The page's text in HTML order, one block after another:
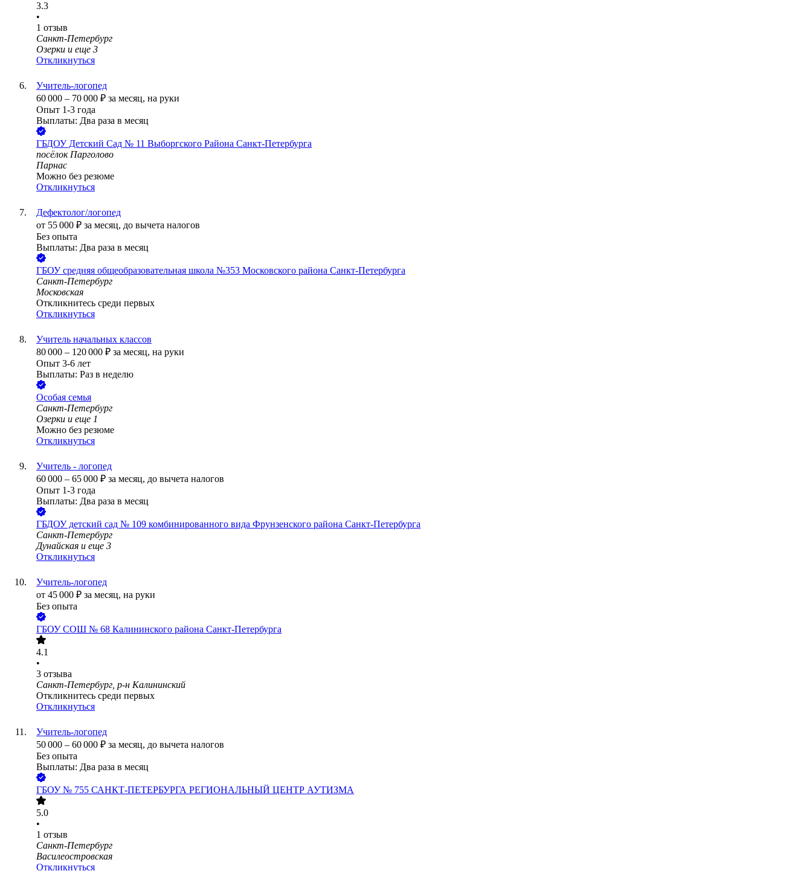
3.3
•
1 отзыв
Санкт-Петербург
Озерки и еще 3
Откликнуться
Учитель-логопед
60 000 – 70 000 ₽ за месяц, на руки
Опыт 1-3 года
Выплаты: Два раза в месяц
ГБДОУ Детский Сад № 11 Выборгского Района Санкт-Петербурга
посёлок Парголово
Парнас
Можно без резюме
Откликнуться
Дефектолог/логопед
от 55 000 ₽ за месяц, до вычета налогов
Без опыта
Выплаты: Два раза в месяц
ГБОУ средняя общеобразовательная школа №353 Московского района Санкт-Петербурга
Санкт-Петербург
Московская
Откликнитесь среди первых
Откликнуться
Учитель начальных классов
80 000 – 120 000 ₽ за месяц, на руки
Опыт 3-6 лет
Выплаты: Раз в неделю
Особая семья
Санкт-Петербург
Озерки и еще 1
Можно без резюме
Откликнуться
Учитель - логопед
60 000 – 65 000 ₽ за месяц, до вычета налогов
Опыт 1-3 года
Выплаты: Два раза в месяц
ГБДОУ детский сад № 109 комбинированного вида Фрунзенского района Санкт-Петербурга
Санкт-Петербург
Дунайская и еще 3
Откликнуться
Учитель-логопед
от 45 000 ₽ за месяц, на руки
Без опыта
ГБОУ СОШ № 68 Калининского района Санкт-Петербурга
4.1
•
3 отзыва
Санкт-Петербург, р-н Калининский
Откликнитесь среди первых
Откликнуться
Учитель-логопед
50 000 – 60 000 ₽ за месяц, до вычета налогов
Без опыта
Выплаты: Два раза в месяц
ГБОУ № 755 САНКТ-ПЕТЕРБУРГА РЕГИОНАЛЬНЫЙ ЦЕНТР АУТИЗМА
5.0
•
1 отзыв
Санкт-Петербург
Василеостровская
Откликнуться